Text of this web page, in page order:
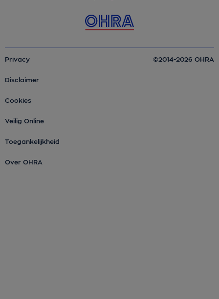
Privacy
Disclaimer
Cookies
Veilig Online
Toegankelijkheid
Over OHRA
©2014-2026 OHRA